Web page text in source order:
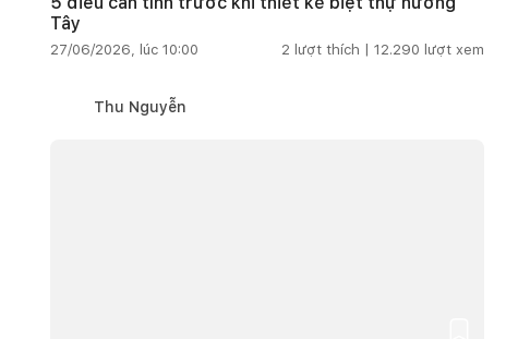
Tây
27/06/2026, lúc 10:00 2 lượt thích | 12.290 lượt xem
Thu Nguyễn